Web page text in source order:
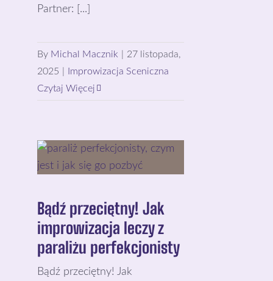
Partner: [...]
By Michal Macznik
27 listopada,
2025
Improwizacja Sceniczna
Czytaj Więcej
Bądź przeciętny! Jak
improwizacja leczy z
paraliżu perfekcjonisty
Bądź przeciętny! Jak